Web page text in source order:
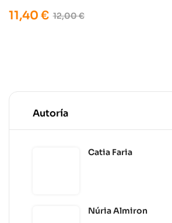
12,00€
11,40 €
Autoría
Catia Faria
Núria Almiron